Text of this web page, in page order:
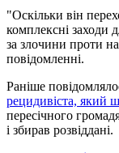
"Оскільки він
комплексні заходи
за злочини проти
повідомленні.
Раніше
рецидивіста, який
пересічного
і збирав розвіддані.